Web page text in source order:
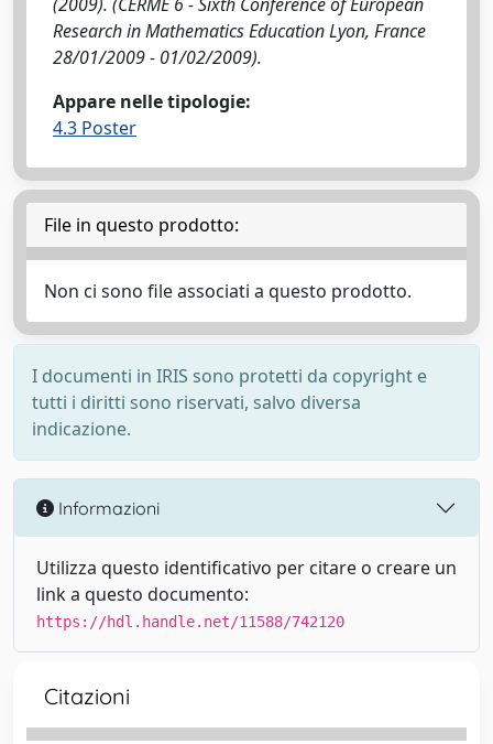
Research in Mathematics Education Lyon, France
28/01/2009 - 01/02/2009).
Appare nelle tipologie:
4.3 Poster
File in questo prodotto:
Non ci sono file associati a questo prodotto.
I documenti in IRIS sono protetti da copyright e
tutti i diritti sono riservati, salvo diversa
indicazione.
Informazioni
Utilizza questo identificativo per citare o creare un
link a questo documento:
https://hdl.handle.net/11588/742120
Citazioni